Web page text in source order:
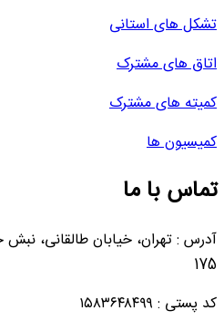
تشکل های استانی
اتاق های مشترک
کمیته های مشترک
کمیسیون ها
تماس با ما
آدرس : تهران، خیابان طالقانی،
175
کد پستی : ۱۵۸۳۶۴۸۴۹۹